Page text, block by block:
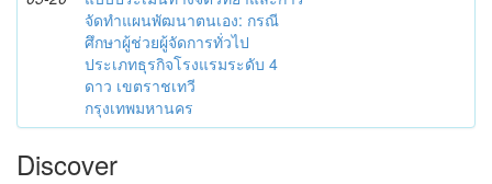
จัดทำแผนพัฒนาตนเอง: กรณี
ศึกษาผู้ช่วยผู้จัดการทั่วไป
ประเภทธุรกิจโรงแรมระดับ 4
ดาว เขตราชเทวี
กรุงเทพมหานคร
Discover